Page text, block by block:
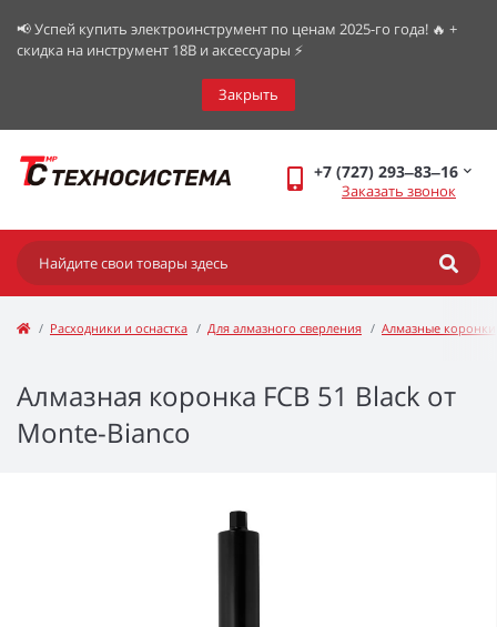
📢 Успей купить электроинструмент по ценам 2025-го года! 🔥 +
скидка на инструмент 18В и аксессуары ⚡️
Закрыть
+7 (727) 293‒83‒16
Заказать звонок
Расходники и оснастка Для алмазного сверления Алмазные коронки
Алмазная коронка FCB 51 Black от
Monte-Bianco